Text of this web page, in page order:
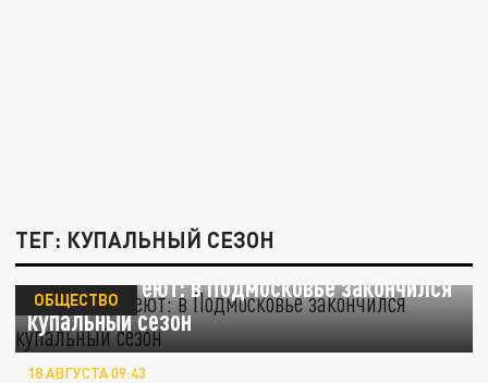
ТЕГ: КУПАЛЬНЫЙ СЕЗОН
Пляжи пустеют: в Подмосковье закончился
купальный сезон
ОБЩЕСТВО
18 АВГУСТА 09:43